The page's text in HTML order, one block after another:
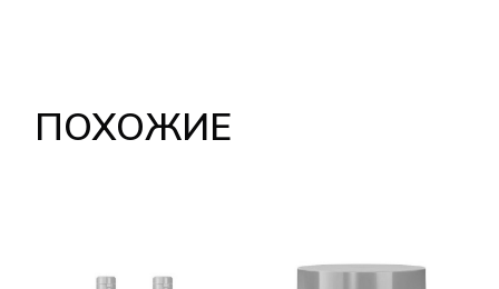
ПОХОЖИЕ